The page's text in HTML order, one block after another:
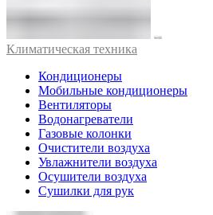
Климатическая техника
Кондиционеры
Мобильные кондиционеры
Вентиляторы
Водонагреватели
Газовые колонки
Очистители воздуха
Увлажнители воздуха
Осушители воздуха
Сушилки для рук